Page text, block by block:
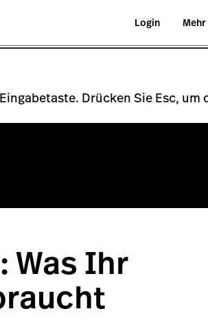
Login Mehr
Drücken Sie Esc, um
Was Ihr